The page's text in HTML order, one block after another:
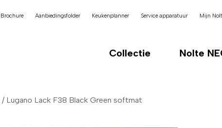
Brochure Aanbiedingsfolder Keukenplanner Service apparatuur Mijn
Collectie Nolte
/ Lugano Lack F38 Black Green softmat